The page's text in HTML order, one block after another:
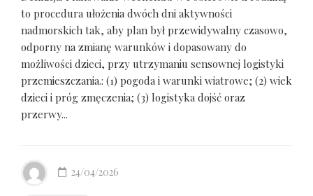
to procedura ułożenia dwóch dni aktywności
nadmorskich tak, aby plan był przewidywalny czasowo,
odporny na zmianę warunków i dopasowany do
możliwości dzieci, przy utrzymaniu sensownej logistyki
przemieszczania.: (1) pogoda i warunki wiatrowe; (2) wiek
dzieci i próg zmęczenia; (3) logistyka dojść oraz
przerwy...
24/04/2026